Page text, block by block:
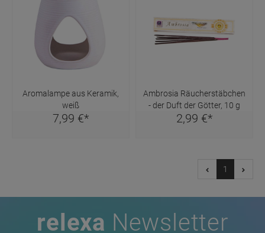
Aromalampe aus Keramik,
weiß
7,99 €*
Ambrosia Räucherstäbchen
- der Duft der Götter, 10 g
2,99 €*
1
relexa Newsletter